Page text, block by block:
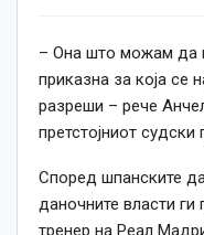
– Она што можам да
приказна за која се
разреши – рече
претстојниот
Според шпанските
даночните власти ги
тренер на Реал